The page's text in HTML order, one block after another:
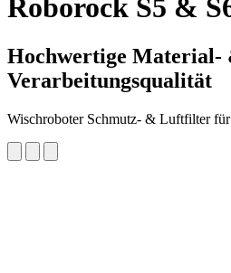
Roborock S5 &
Hochwertige Material-
Verarbeitungsqualität
Wischroboter Schmutz- & Luftfilter